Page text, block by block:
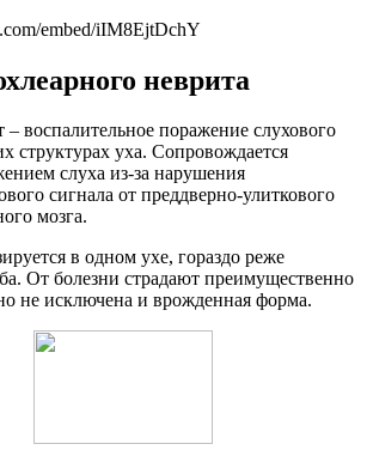
embed/iIM8EjtDchY
неврита
воспалительное поражение слухового
структурах уха. Сопровождается
слуха из-за нарушения
сигнала от преддверно-улиткового
мозга.
в одном ухе, гораздо реже
От болезни страдают преимущественно
не исключена и врожденная форма.